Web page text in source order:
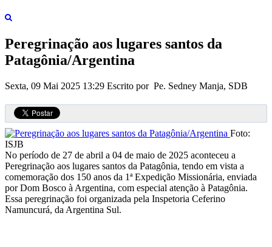
Peregrinação aos lugares santos da
Patagônia/Argentina
Sexta, 09 Mai 2025 13:29 Escrito por Pe. Sedney Manja, SDB
Foto:
ISJB
No período de 27 de abril a 04 de maio de 2025 aconteceu a
Peregrinação aos lugares santos da Patagônia, tendo em vista a
comemoração dos 150 anos da 1ª Expedição Missionária, enviada
por Dom Bosco à Argentina, com especial atenção à Patagônia.
Essa peregrinação foi organizada pela Inspetoria Ceferino
Namuncurá, da Argentina Sul.